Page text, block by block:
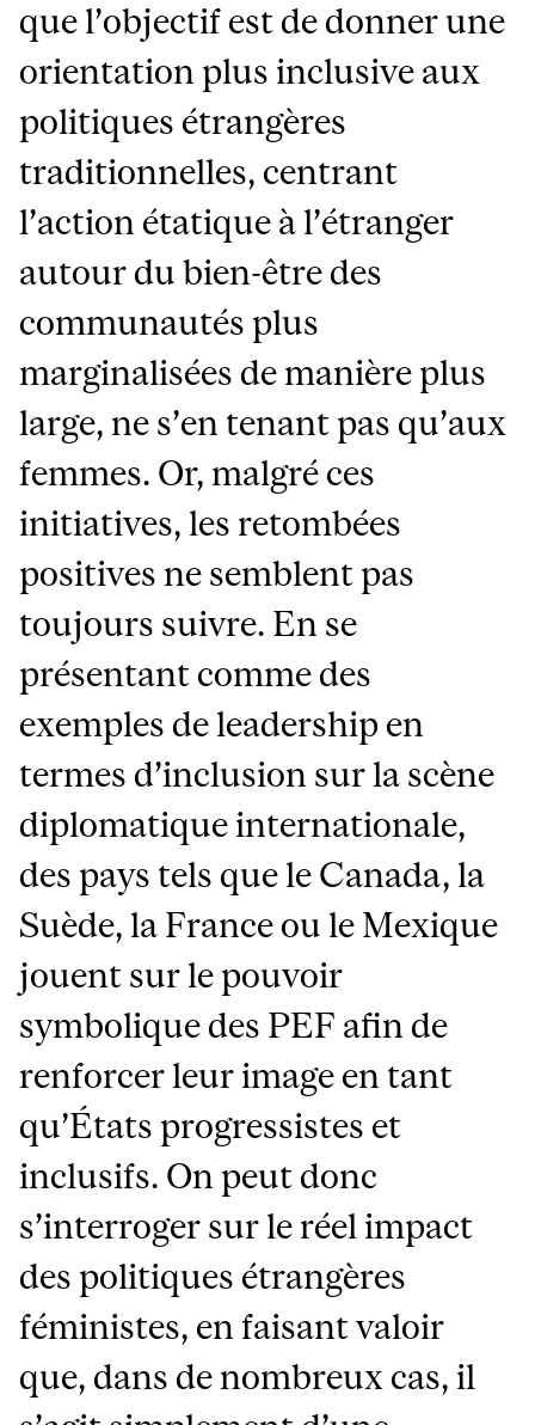
que l’objectif est de donner une
orientation plus inclusive aux
politiques étrangères
traditionnelles, centrant
l’action étatique à l’étranger
autour du bien-être des
communautés plus
marginalisées de manière plus
large, ne s’en tenant pas qu’aux
femmes. Or, malgré ces
initiatives, les retombées
positives ne semblent pas
toujours suivre. En se
présentant comme des
exemples de leadership en
termes d’inclusion sur la scène
diplomatique internationale,
des pays tels que le Canada, la
Suède, la France ou le Mexique
jouent sur le pouvoir
symbolique des PEF afin de
renforcer leur image en tant
qu’États progressistes et
inclusifs. On peut donc
s’interroger sur le réel impact
des politiques étrangères
féministes, en faisant valoir
que, dans de nombreux cas, il